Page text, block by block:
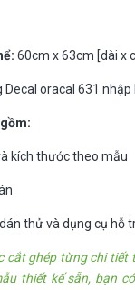
60cm x 63cm [dài x
Decal oracal 631 nhập
kích thước theo mẫu
thử và dụng cụ hỗ
cắt ghép từng chi tiết
thiết kế sẵn, bạn